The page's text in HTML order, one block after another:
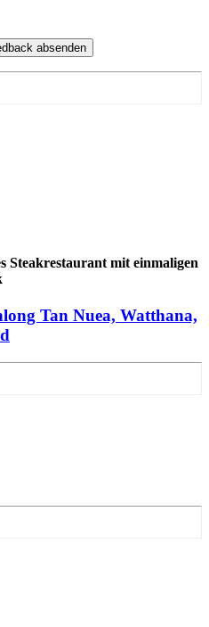
absenden
Steakrestaurant mit einmaligen
Tan Nuea, Watthana,